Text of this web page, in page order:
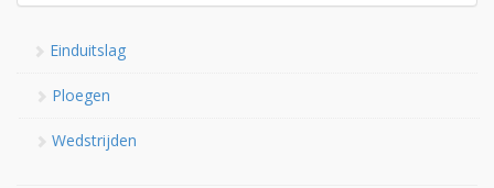
Einduitslag
Ploegen
Wedstrijden